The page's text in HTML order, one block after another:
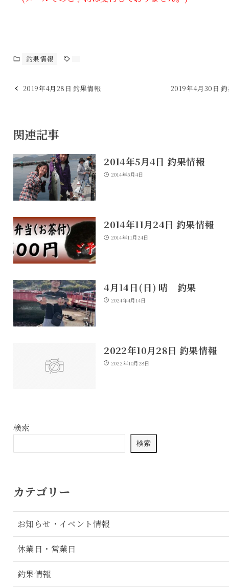
釣果情報
2019年4月28日 釣果情報 2019年4月30日
関連記事
2014年5月4日 釣果情報
2014年5月4日
2014年11月24日 釣果情報
2014年11月24日
4月14日(日) 晴 釣果
2024年4月14日
2022年10月28日 釣果情報
2022年10月28日
検索
検索
カテゴリー
お知らせ・イベント情報
休業日・営業日
釣果情報